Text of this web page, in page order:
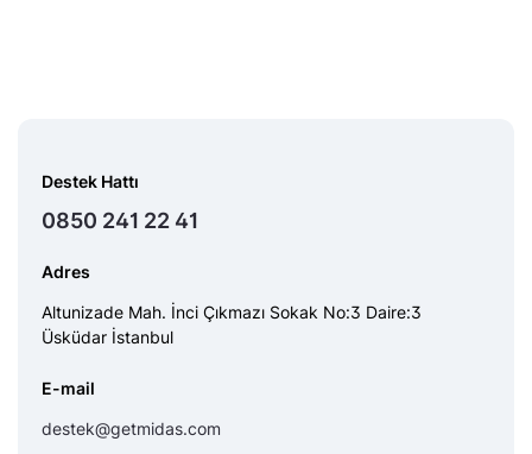
Destek Hattı
0850 241 22 41
Adres
Altunizade Mah. İnci Çıkmazı Sokak No:3 Daire:3
Üsküdar İstanbul
E-mail
destek@getmidas.com